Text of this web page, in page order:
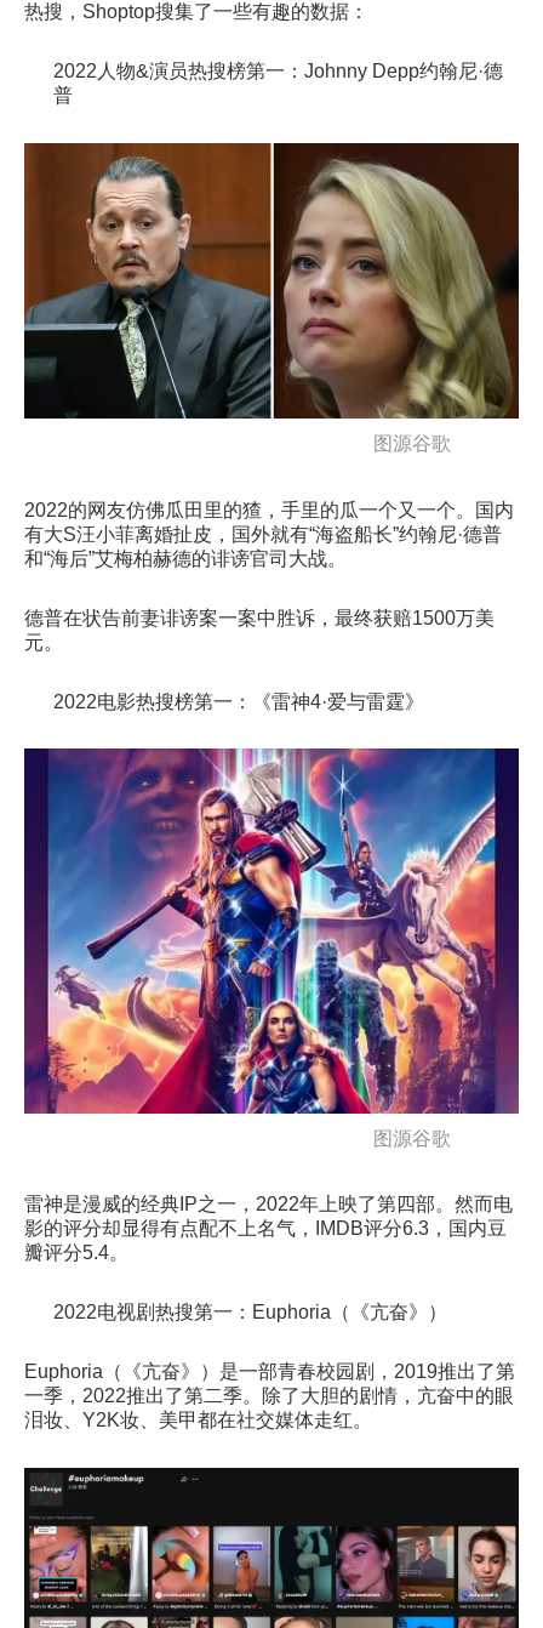
热搜，Shoptop搜集了一些有趣的数据：
2022人物&演员热搜榜第一：Johnny Depp约翰尼·德
普
图源谷歌
2022的网友仿佛瓜田里的猹，手里的瓜一个又一个。国内
有大S汪小菲离婚扯皮，国外就有“海盗船长”约翰尼·德普
和“海后”艾梅柏赫德的诽谤官司大战。
德普在状告前妻诽谤案一案中胜诉，最终获赔1500万美
元。
2022电影热搜榜第一：《雷神4·爱与雷霆》
图源谷歌
雷神是漫威的经典IP之一，2022年上映了第四部。然而电
影的评分却显得有点配不上名气，IMDB评分6.3，国内豆
瓣评分5.4。
2022电视剧热搜第一：Euphoria（《亢奋》）
Euphoria（《亢奋》）是一部青春校园剧，2019推出了第
一季，2022推出了第二季。除了大胆的剧情，亢奋中的眼
泪妆、Y2K妆、美甲都在社交媒体走红。